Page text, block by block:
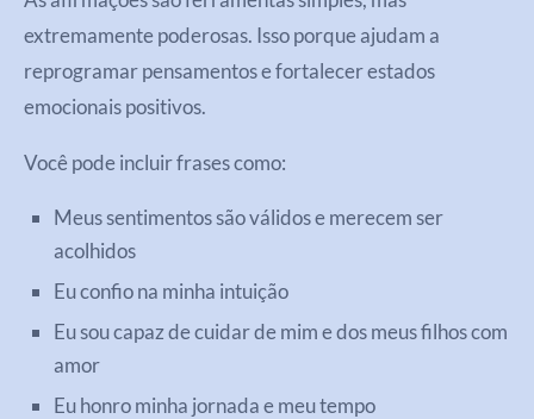
extremamente poderosas. Isso porque ajudam a
reprogramar pensamentos e fortalecer estados
emocionais positivos.
Você pode incluir frases como:
Meus sentimentos são válidos e merecem ser
acolhidos
Eu confio na minha intuição
Eu sou capaz de cuidar de mim e dos meus filhos com
amor
Eu honro minha jornada e meu tempo